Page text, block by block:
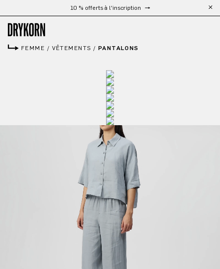
Passer au contenu principalLivraison gratuite à partir de 300 €
FEMME / VÊTEMENTS / PANTALONS